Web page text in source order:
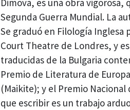
Segunda Guerra Mundial. La
Se graduó en Filología Inglesa
Court Theatre de Londres, y
traducidas de la Bulgaria
Premio de Literatura de
(Maikite); y el Premio Nacional
que escribir es un trabajo